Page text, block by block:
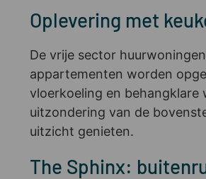
Oplevering met
De vrije sector
appartementen worden
vloerkoeling en
uitzondering van de
uitzicht genieten.
The Sphinx: